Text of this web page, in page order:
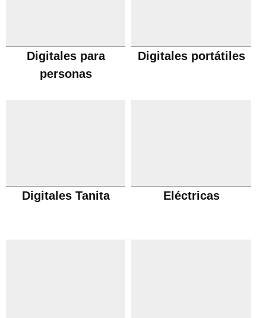
Digitales para
personas
Digitales portátiles
Digitales Tanita Eléctricas